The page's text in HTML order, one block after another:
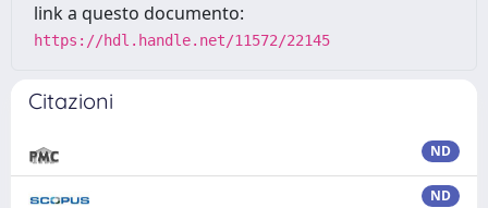
link a questo documento:
https://hdl.handle.net/11572/22145
Citazioni
ND
ND